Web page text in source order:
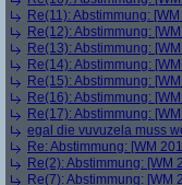
Re(11): Abstimmung:
Re(12): Abstimmung:
Re(13): Abstimmung:
Re(14): Abstimmung:
Re(15): Abstimmung:
Re(16): Abstimmung:
Re(17): Abstimmung:
egal die vuvuzela muss
Re: Abstimmung: [WM
Re(2): Abstimmung: [WM
Re(7): Abstimmung: [WM